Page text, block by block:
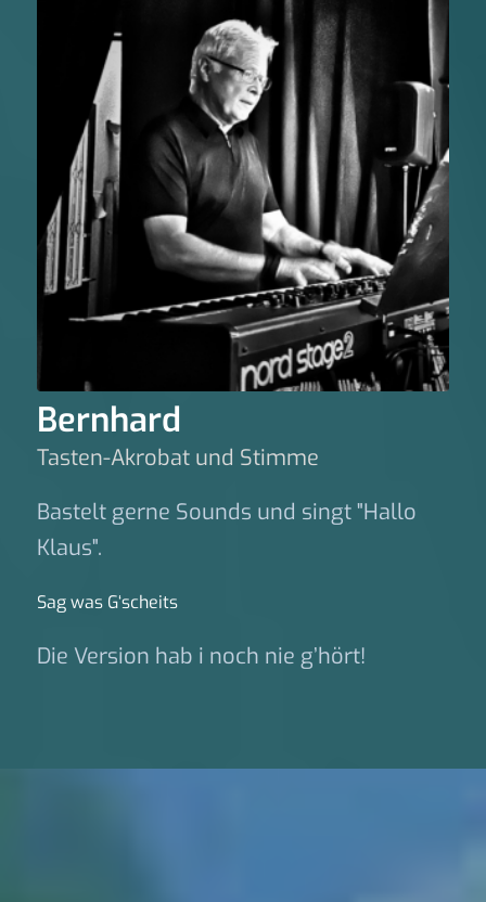
Bernhard
Tasten-Akrobat und Stimme
Bastelt gerne Sounds und singt "Hallo
Klaus".
Sag was G‘scheits
Die Version hab i noch nie g’hört!